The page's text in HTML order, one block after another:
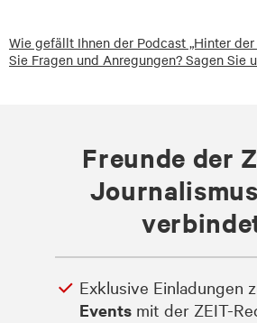
Wie gefällt Ihnen der Podcast „Hinter
Sie Fragen und Anregungen? Sagen Sie
Freunde der
Exklusive Einladungen
Eventsmit der ZEIT-